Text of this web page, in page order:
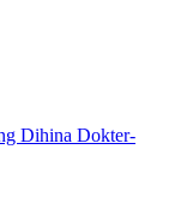
Dihina Dokter-